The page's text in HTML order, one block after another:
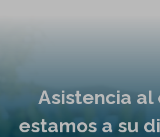
Asistencia al
estamos a su